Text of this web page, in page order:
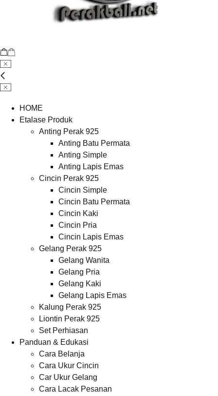
HOME
Etalase Produk
Anting Perak 925
Anting Batu Permata
Anting Simple
Anting Lapis Emas
Cincin Perak 925
Cincin Simple
Cincin Batu Permata
Cincin Kaki
Cincin Pria
Cincin Lapis Emas
Gelang Perak 925
Gelang Wanita
Gelang Pria
Gelang Kaki
Gelang Lapis Emas
Kalung Perak 925
Liontin Perak 925
Set Perhiasan
Panduan & Edukasi
Cara Belanja
Cara Ukur Cincin
Car Ukur Gelang
Cara Lacak Pesanan